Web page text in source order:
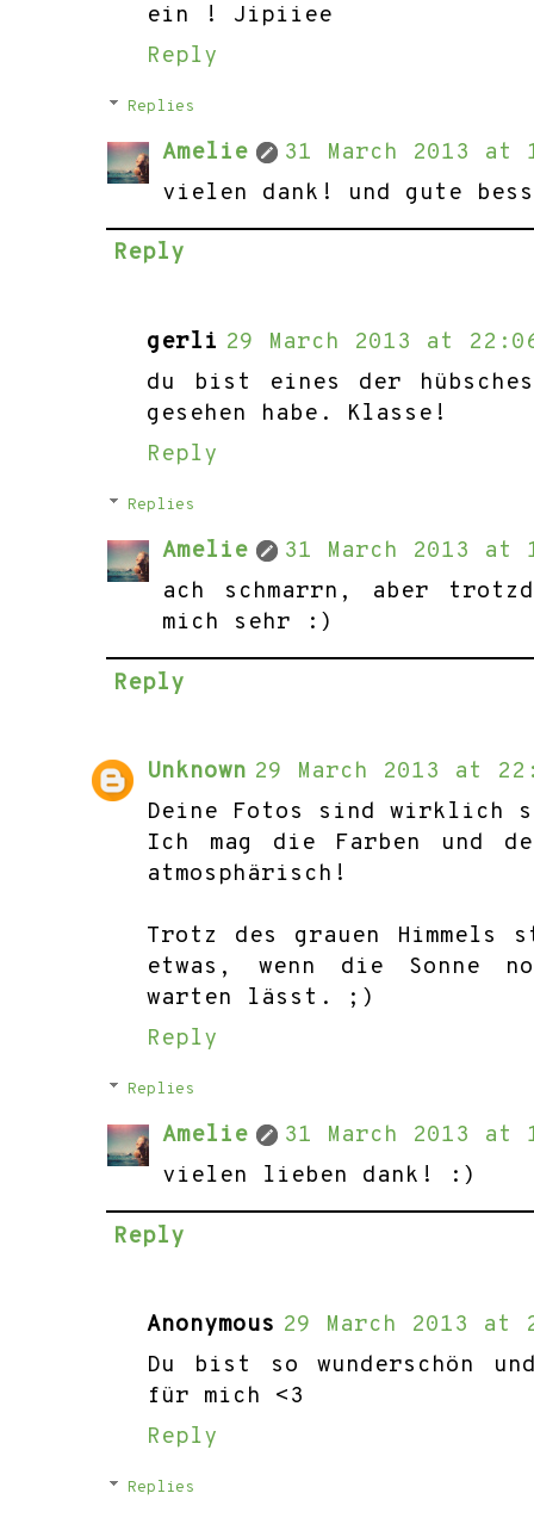
ein ! Jipiiee
Reply
Replies
Amelie
31 March 2013 at
vielen dank! und gute
Reply
gerli 29 March 2013 at
du bist eines der
gesehen habe. Klasse!
Reply
Replies
Amelie
31 March 2013 at
ach schmarrn, aber
mich sehr :)
Reply
Unknown 29 March 2013 at
Deine Fotos sind wirklich
Ich mag die Farben und
atmosphärisch!
Trotz des grauen Himmels
etwas, wenn die Sonne
warten lässt. ;)
Reply
Replies
Amelie
31 March 2013 at
vielen lieben dank! :)
Reply
Anonymous 29 March 2013 at
Du bist so wunderschön
für mich <3
Reply
Replies